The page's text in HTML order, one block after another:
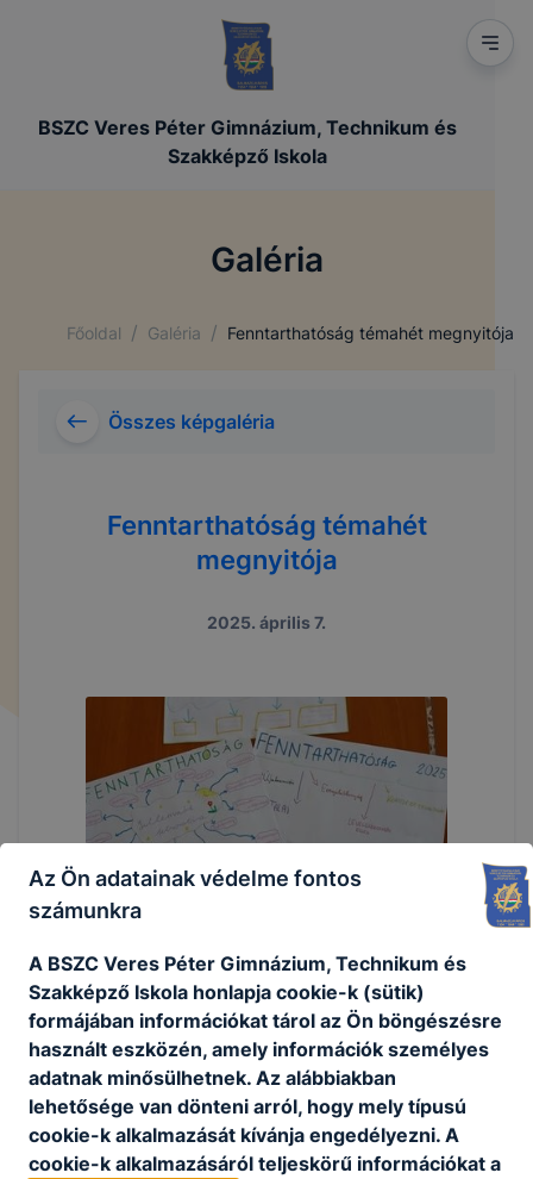
BSZC Veres Péter Gimnázium, Technikum és
Szakképző Iskola
Galéria
Főoldal / Galéria / Fenntarthatóság témahét megnyitója
Összes képgaléria
Fenntarthatóság témahét
megnyitója
2025. április 7.
Az Ön adatainak védelme fontos
számunkra
A BSZC Veres Péter Gimnázium, Technikum és
Szakképző Iskola honlapja cookie-k (sütik)
formájában információkat tárol az Ön böngészésre
használt eszközén, amely információk személyes
adatnak minősülhetnek. Az alábbiakban
lehetősége van dönteni arról, hogy mely típusú
cookie-k alkalmazását kívánja engedélyezni. A
cookie-k alkalmazásáról teljeskörű információkat a